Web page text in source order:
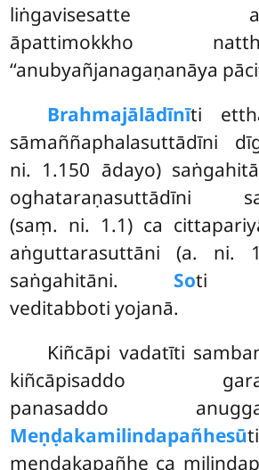
liṅgavisesatte
āpattimokkho
‘‘anubyañjanagaṇanāya
Brahmajālādīnīti
sāmaññaphalasuttādīni
ni. 1.150 ādayo)
oghataraṇasuttādīni
(saṃ. ni. 1.1) ca
aṅguttarasuttāni (a. ni.
saṅgahitāni. Soti
veditabboti yojanā.
Kiñcāpi vadatīti
kiñcāpisaddo
panasaddo
Meṇḍakamilindapañhesūti
meṇḍakapañhe ca